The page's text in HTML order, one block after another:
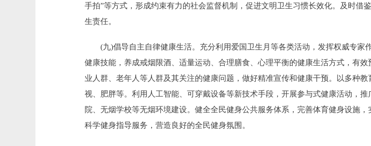
手拍”等方式，形成约束有力的社会监督机制，促进文明卫生习惯长效化。及时借
生责任。
(九)倡导自主自律健康生活。充分利用爱国卫生月等各类活动，发挥权威专家
健康技能，养成戒烟限酒、适量运动、合理膳食、心理平衡的健康生活方式，有
业人群、老年人等人群及其关注的健康问题，做好精准宣传和健康干预。以多种
视、肥胖等。利用人工智能、可穿戴设备等新技术手段，开展参与式健康活动，
院、无烟学校等无烟环境建设。健全全民健身公共服务体系，完善体育健身设施
科学健身指导服务，营造良好的全民健身氛围。